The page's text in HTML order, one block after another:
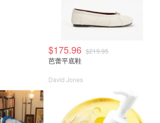
$175.96 $219.95
芭蕾平底鞋
David Jones